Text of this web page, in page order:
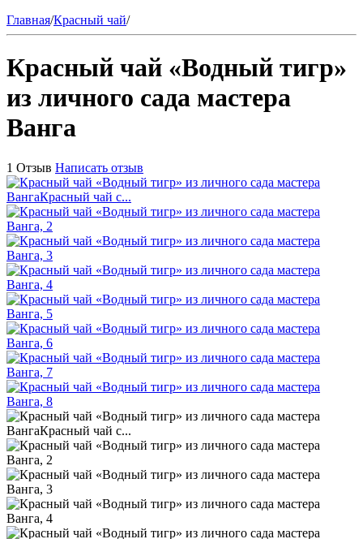
Главная/Красный чай/
Красный чай «Водный тигр»
из личного сада мастера
Ванга
1 Отзыв Написать отзыв